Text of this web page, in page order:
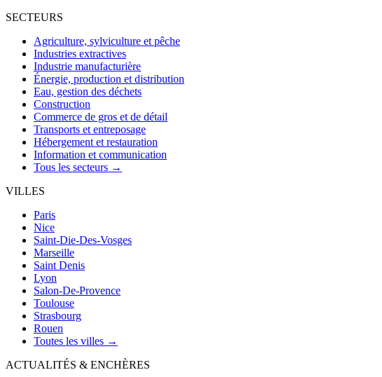
SECTEURS
Agriculture, sylviculture et pêche
Industries extractives
Industrie manufacturière
Énergie, production et distribution
Eau, gestion des déchets
Construction
Commerce de gros et de détail
Transports et entreposage
Hébergement et restauration
Information et communication
Tous les secteurs →
VILLES
Paris
Nice
Saint-Die-Des-Vosges
Marseille
Saint Denis
Lyon
Salon-De-Provence
Toulouse
Strasbourg
Rouen
Toutes les villes →
ACTUALITÉS & ENCHÈRES